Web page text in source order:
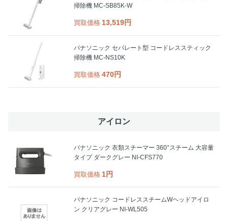
掃除機 MC-SB85K-W
買取価格 13,519円
パナソニック セパレート型 コードレススティック
掃除機 MC-NS10K
買取価格 470円
アイロン
パナソニック 衣類スチーマー 360°スチーム 大容量
タイプ ダークグレー NI-CFS770
買取価格 1円
パナソニック コードレススチームWヘッドアイロ
ン クリアグレー NI-WL505